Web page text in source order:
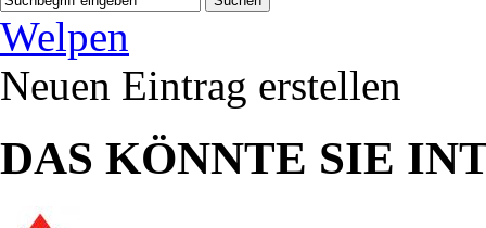
Welpen
Neuen Eintrag erstellen
DAS KÖNNTE SIE